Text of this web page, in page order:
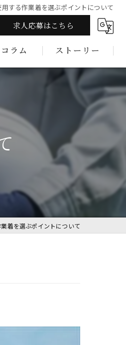
する作業着を選ぶポイントについて
求人応募はこちら
コラム ストーリー
着を選ぶポイントについて